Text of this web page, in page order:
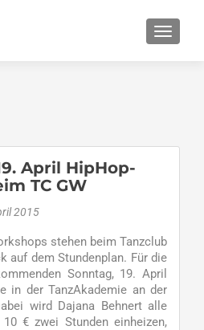
April HipHop-
TC GW
2015
stehen beim Tanzclub
auf dem Stundenplan. Für die
Sonntag, 19. April
in der TanzAkademie an der
wird Dajana Behnert alle
€ zwei Stunden einheizen,